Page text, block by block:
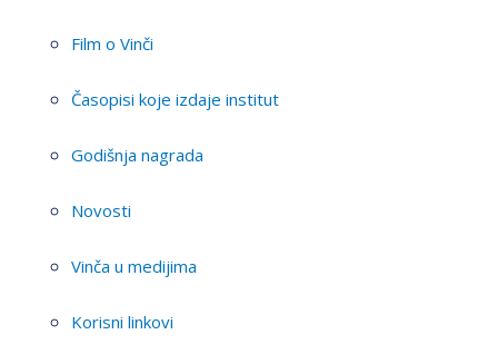
Film o Vinči
Časopisi koje izdaje institut
Godišnja nagrada
Novosti
Vinča u medijima
Korisni linkovi